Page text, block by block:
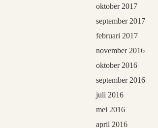
oktober 2017
september 2017
februari 2017
november 2016
oktober 2016
september 2016
juli 2016
mei 2016
april 2016